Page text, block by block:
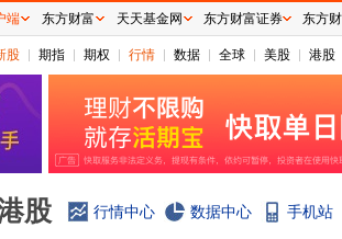
股 期指 期权 行情 数据 全球 美股 港股
股 行情中心 数据中心 手机站
端 东方财富 天天基金网 东方财富证券 东方